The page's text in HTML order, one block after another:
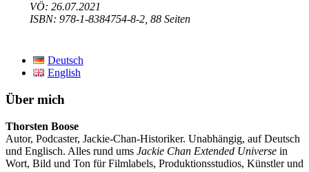
VÖ: 26.07.2021
ISBN: 978-1-8384754-8-2, 88 Seiten
Deutsch
English
Über mich
Thorsten Boose
Autor, Podcaster, Jackie-Chan-Historiker. Unabhängig, auf Deutsch
und Englisch. Alles rund ums Jackie Chan Extended Universe in
Wort, Bild und Ton für Filmlabels, Produktionsstudios, Künstler und